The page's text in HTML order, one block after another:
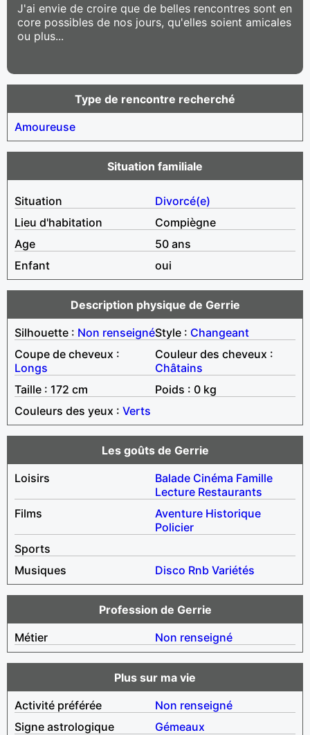
J'ai envie de croire que de belles rencontres sont en
core possibles de nos jours, qu'elles soient amicales
ou plus...
Type de rencontre recherché
Amoureuse
Situation familiale
Situation
Divorcé(e)
Lieu d'habitation
Compiègne
Age
50 ans
Enfant
oui
Description physique de Gerrie
Silhouette : Non renseignéStyle : Changeant
Coupe de cheveux :
Longs
Couleur des cheveux :
Châtains
Taille : 172 cm
Poids : 0 kg
Couleurs des yeux : Verts
Les goûts de Gerrie
Loisirs
Balade Cinéma Famille
Lecture Restaurants
Films
Aventure Historique
Policier
Sports
Musiques
Disco Rnb Variétés
Profession de Gerrie
Métier
Non renseigné
Plus sur ma vie
Activité préférée
Non renseigné
Signe astrologique
Gémeaux